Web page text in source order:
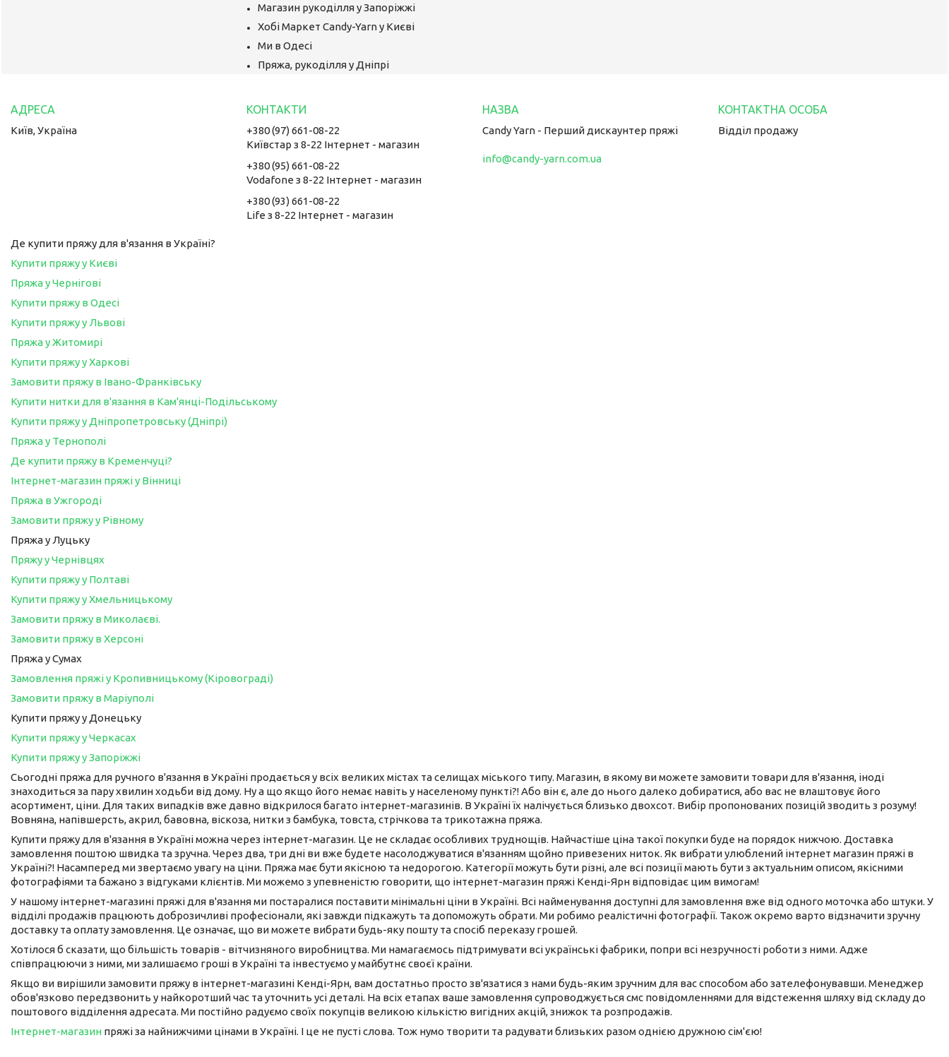
Магазин рукоділля у Запоріжжі
Хобі Маркет Candy-Yarn у Києві
Ми в Одесі
Пряжа, рукоділля у Дніпрі
Київ, Україна
+380 (97) 661-08-22
Київстар з 8-22 Інтернет - магазин
+380 (95) 661-08-22
Vodafone з 8-22 Інтернет - магазин
+380 (93) 661-08-22
Life з 8-22 Інтернет - магазин
Candy Yarn - Перший дискаунтер пряжі
info@candy-yarn.com.ua
Відділ продажу
Де купити пряжу для в'язання в Україні?
Купити пряжу у Києві
Пряжа у Чернігові
Купити пряжу в Одесі
Купити пряжу у Львові
Пряжа у Житомирі
Купити пряжу у Харкові
Замовити пряжу в Івано-Франківську
Купити нитки для в'язання в Кам'янці-Подільському
Купити пряжу у Дніпропетровську (Дніпрі)
Пряжа у Тернополі
Де купити пряжу в Кременчуці?
Інтернет-магазин пряжі у Вінниці
Пряжа в Ужгороді
Замовити пряжу у Рівному
Пряжа у Луцьку
Пряжу у Чернівцях
Купити пряжу у Полтаві
Купити пряжу у Хмельницькому
Замовити пряжу в Миколаєві.
Замовити пряжу в Херсоні
Пряжа у Сумах
Замовлення пряжі у Кропивницькому (Кіровограді)
Замовити пряжу в Маріуполі
Купити пряжу у Донецьку
Купити пряжу у Черкасах
Купити пряжу у Запоріжжі
Сьогодні пряжа для ручного в'язання в Україні продається у всіх великих містах та селищах міського типу. Магазин, в якому ви можете замовити товари для в'язання, іноді
знаходиться за пару хвилин ходьби від дому. Ну а що якщо його немає навіть у населеному пункті?! Або він є, але до нього далеко добиратися, або вас не влаштовує його
асортимент, ціни. Для таких випадків вже давно відкрилося багато інтернет-магазинів. В Україні їх налічується близько двохсот. Вибір пропонованих позицій зводить з розуму!
Вовняна, напівшерсть, акрил, бавовна, віскоза, нитки з бамбука, товста, стрічкова та трикотажна пряжа.
Купити пряжу для в'язання в Україні можна через інтернет-магазин. Це не складає особливих труднощів. Найчастіше ціна такої покупки буде на порядок нижчою. Доставка
замовлення поштою швидка та зручна. Через два, три дні ви вже будете насолоджуватися в'язанням щойно привезених ниток. Як вибрати улюблений інтернет магазин пряжі в
Україні?! Насамперед ми звертаємо увагу на ціни. Пряжа має бути якісною та недорогою. Категорії можуть бути різні, але всі позиції мають бути з актуальним описом, якісними
фотографіями та бажано з відгуками клієнтів. Ми можемо з упевненістю говорити, що інтернет-магазин пряжі Кенді-Ярн відповідає цим вимогам!
У нашому інтернет-магазині пряжі для в'язання ми постаралися поставити мінімальні ціни в Україні. Всі найменування доступні для замовлення вже від одного моточка або штуки. У
відділі продажів працюють доброзичливі професіонали, які завжди підкажуть та допоможуть обрати. Ми робимо реалістичні фотографії. Також окремо варто відзначити зручну
доставку та оплату замовлення. Це означає, що ви можете вибрати будь-яку пошту та спосіб переказу грошей.
Хотілося б сказати, що більшість товарів - вітчизняного виробництва. Ми намагаємось підтримувати всі українські фабрики, попри всі незручності роботи з ними. Адже
співпрацюючи з ними, ми залишаємо гроші в Україні та інвестуємо у майбутнє своєї країни.
Якщо ви вирішили замовити пряжу в інтернет-магазині Кенді-Ярн, вам достатньо просто зв'язатися з нами будь-яким зручним для вас способом або зателефонувавши. Менеджер
обов'язково передзвонить у найкоротший час та уточнить усі деталі. На всіх етапах ваше замовлення супроводжується смс повідомленнями для відстеження шляху від складу до
поштового відділення адресата. Ми постійно радуємо своїх покупців великою кількістю вигідних акцій, знижок та розпродажів.
Інтернет-магазин пряжі за найнижчими цінами в Україні. І це не пусті слова. Тож нумо творити та радувати близьких разом однією дружною сім'єю!